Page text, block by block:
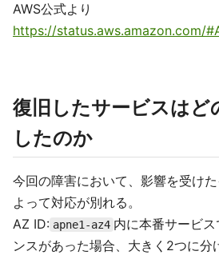
AWS公式より
https://status.aws.amazon.com/
復旧したサービスはど
したのか
今回の障害において、影響を受け
よって対応が別れる。
AZ ID: apne1-az4 内に本番サービ
ンスがあった場合、大きく2つに分